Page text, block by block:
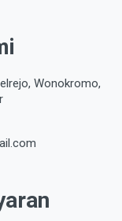
Wonokromo,